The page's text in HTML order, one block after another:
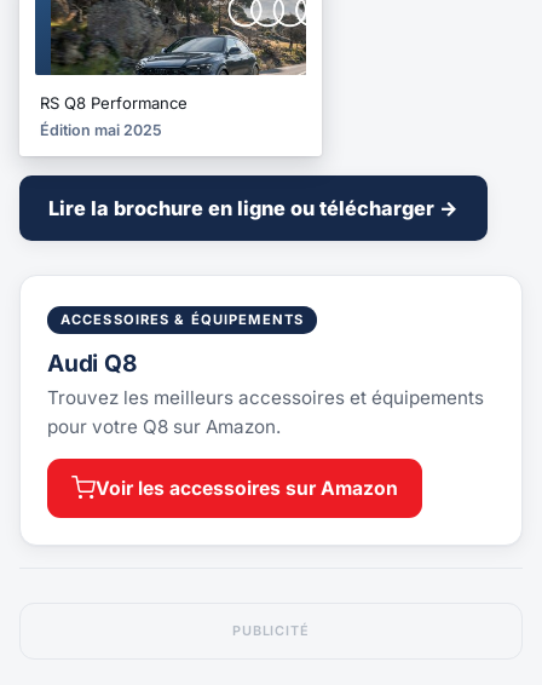
BROCHURE
2025
RS Q8 Performance
Édition mai 2025
Lire la brochure en ligne ou télécharger →
ACCESSOIRES & ÉQUIPEMENTS
Audi Q8
Trouvez les meilleurs accessoires et équipements
pour votre Q8 sur Amazon.
Voir les accessoires sur Amazon
PUBLICITÉ